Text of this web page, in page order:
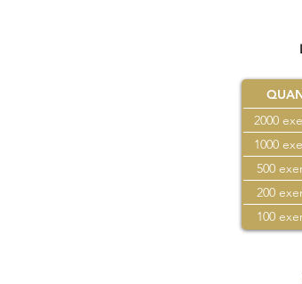
2000
1000
500
200
100